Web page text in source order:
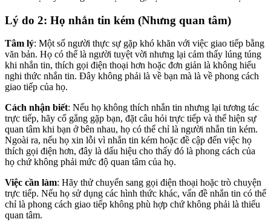
Lý do 2: Họ nhắn tin kém (Nhưng quan tâm)
Tâm lý: Một số người thực sự gặp khó khăn với việc giao tiếp bằng
văn bản. Họ có thể là người tuyệt vời nhưng lại cảm thấy lúng túng
khi nhắn tin, thích gọi điện thoại hơn hoặc đơn giản là không hiểu
nghi thức nhắn tin. Đây không phải là về bạn mà là về phong cách
giao tiếp của họ.
Cách nhận biết: Nếu họ không thích nhắn tin nhưng lại tương tác
trực tiếp, hãy cố gắng gặp bạn, đặt câu hỏi trực tiếp và thể hiện sự
quan tâm khi bạn ở bên nhau, họ có thể chỉ là người nhắn tin kém.
Ngoài ra, nếu họ xin lỗi vì nhắn tin kém hoặc đề cập đến việc họ
thích gọi điện hơn, đây là dấu hiệu cho thấy đó là phong cách của
họ chứ không phải mức độ quan tâm của họ.
Việc cần làm: Hãy thử chuyển sang gọi điện thoại hoặc trò chuyện
trực tiếp. Nếu họ sử dụng các hình thức khác, vấn đề nhắn tin có thể
chỉ là phong cách giao tiếp không phù hợp chứ không phải là thiếu
quan tâm.